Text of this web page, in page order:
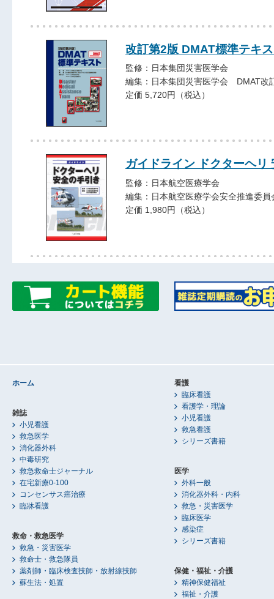
改訂第2版 DMAT標準テキ
監修：日本集団災害医学会
編集：日本集団災害医学会 DMAT改
定価 5,720円（税込）
ガイドライン ドクターヘリ
監修：日本航空医療学会
編集：日本航空医療学会安全推進委員
定価 1,980円（税込）
ホーム
雑誌
小児看護
救急医学
消化器外科
中毒研究
救急救命士ジャーナル
在宅新療0-100
コンセンサス癌治療
臨牀看護
救命・救急医学
救急・災害医学
救命士・救急隊員
薬剤師・臨床検査技師・放射線技師
蘇生法・処置
看護
臨床看護
看護学・理論
小児看護
救急看護
シリーズ書籍
医学
外科一般
消化器外科・内科
救急・災害医学
臨床医学
感染症
シリーズ書籍
保健・福祉・介護
精神保健福祉
福祉・介護